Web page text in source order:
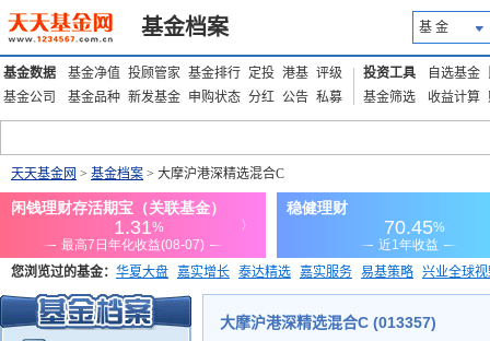
基金档案 基 金
基金数据 基金净值 投顾管家 基金排行 定投 港基 评级
基金公司
基金品种 新发基金 申购状态 分红 公告 私募
投资工具 自选基金
基金筛选
收益计算
天天基金网 > 基金档案 > 大摩沪港深精选混合C
您浏览过的基金： 华夏大盘 嘉实增长 泰达精选 嘉实服务 易基策略 兴业全球
添富优势 华安宏利 上证180价值ETF
大摩沪港深精选混合C (013357)